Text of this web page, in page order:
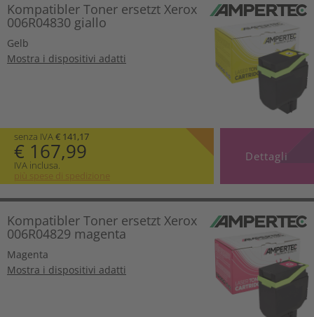
Kompatibler Toner ersetzt Xerox
006R04830 giallo
Gelb
Mostra i dispositivi adatti
senza IVA€ 141,17
€ 167,99
IVA inclusa.
più spese di spedizione
Dettagli
Kompatibler Toner ersetzt Xerox
006R04829 magenta
Magenta
Mostra i dispositivi adatti